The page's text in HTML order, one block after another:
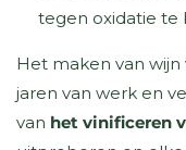
tegen oxidatie te
Het maken van
jaren van werk en
van het vinificeren